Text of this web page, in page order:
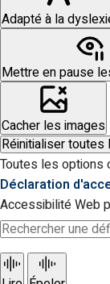
Adapté à la
Mettre en pause
Cacher les images
Réinitialiser
Toutes les options
Déclaration
Accessibilité Web